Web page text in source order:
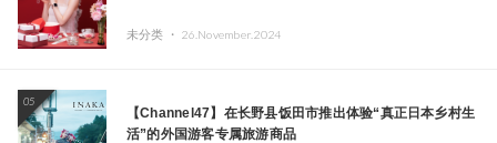
未分类 ・ 26.November.2024
05
【Channel47】在长野县饭田市推出体验“真正日本乡村生
活”的外国游客专属旅游商品